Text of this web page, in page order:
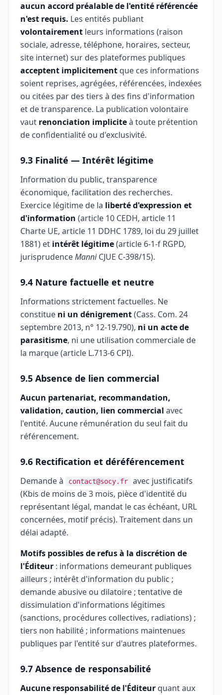
aucun accord préalable de l'entité référencée
n'est requis. Les entités publiant
volontairement leurs informations (raison
sociale, adresse, téléphone, horaires, secteur,
site internet) sur des plateformes publiques
acceptent implicitement que ces informations
soient reprises, agrégées, référencées, indexées
ou citées par des tiers à des fins d'information
et de transparence. La publication volontaire
vaut renonciation impliciteà toute prétention
de confidentialité ou d'exclusivité.
9.3 Finalité — Intérêt légitime
Information du public, transparence
économique, facilitation des recherches.
Exercice légitime de la liberté d'expression et
d'information (article 10 CEDH, article 11
Charte UE, article 11 DDHC 1789, loi du 29 juillet
1881) et intérêt légitime(article 6-1-f RGPD,
jurisprudenceManniCJUE C-398/15).
9.4 Nature factuelle et neutre
Informations strictement factuelles. Ne
constitue ni un dénigrement(Cass. Com. 24
septembre 2013, n° 12-19.790), ni un acte de
parasitisme, ni une utilisation commerciale de
la marque (article L.713-6 CPI).
9.5 Absence de lien commercial
Aucun partenariat, recommandation,
validation, caution, lien commercial avec
l'entité. Aucune rémunération du seul fait du
référencement.
9.6 Rectification et déréférencement
Demande à contact@socy.fr
avec justificatifs
(Kbis de moins de 3 mois, pièce d'identité du
représentant légal, mandat le cas échéant, URL
concernées, motif précis). Traitement dans un
délai adapté.
Motifs possibles de refus à la discrétion de
l'Éditeur : informations demeurant publiques
ailleurs ; intérêt d'information du public ;
demande abusive ou dilatoire ; tentative de
dissimulation d'informations légitimes
(sanctions, procédures collectives, radiations) ;
tiers non habilité ; informations maintenues
publiques par l'entité sur d'autres plateformes.
9.7 Absence de responsabilité
Aucune responsabilité de l'Éditeur quant aux